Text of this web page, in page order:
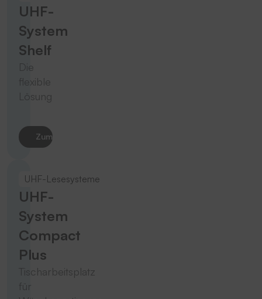
UHF-
System
Shelf
Die
flexible
Lösung
Zum Produkt
UHF-Lesesysteme
UHF-
System
Compact
Plus
Tischarbeitsplatz
für